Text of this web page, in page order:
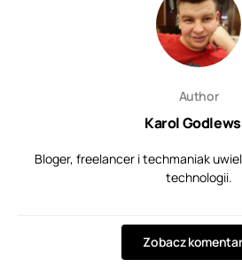
Author
Karol
Bloger, freelancer i techmaniak
technologii.
Zobacz